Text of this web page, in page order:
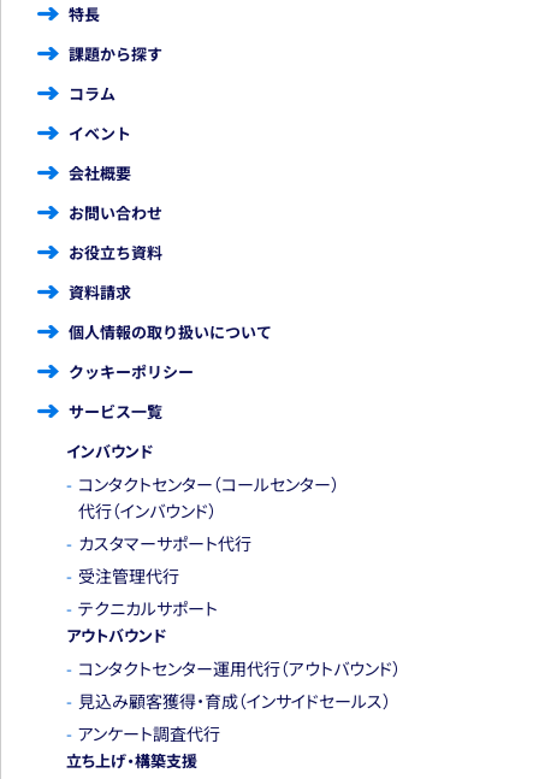
特長
課題から探す
コラム
イベント
会社概要
お問い合わせ
お役立ち資料
資料請求
個人情報の取り扱いについて
クッキーポリシー
サービス一覧
インバウンド
コンタクトセンター（コールセンター）
代行（インバウンド）
カスタマーサポート代行
受注管理代行
テクニカルサポート
アウトバウンド
コンタクトセンター運用代行（アウトバウンド）
見込み顧客獲得・育成（インサイドセールス）
アンケート調査代行
立ち上げ・構築支援